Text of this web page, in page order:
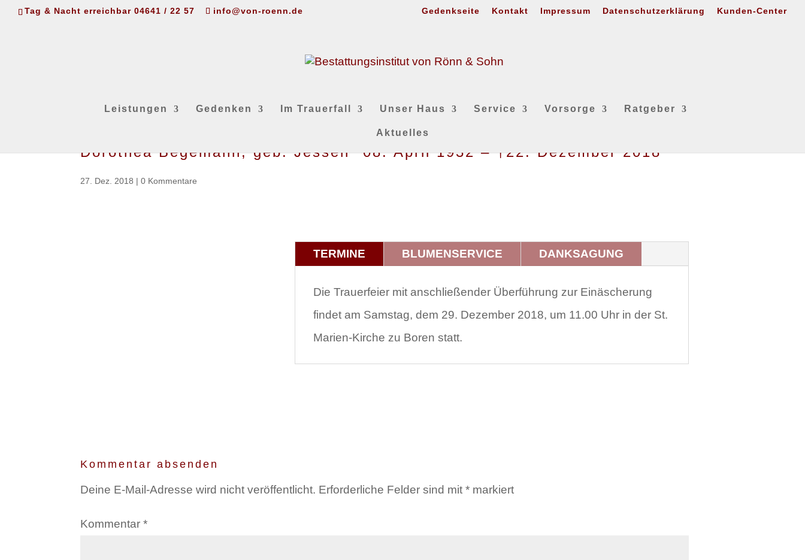
Tag & Nacht erreichbar 04641 / 22 57 info@von-roenn.de Gedenkseite Kontakt Impressum Datenschutzerklärung Kunden-Center
Leistungen Gedenken Im Trauerfall Unser Haus Service Vorsorge Ratgeber
Aktuelles
Dorothea Begemann, geb. Jessen *08. April 1932 – †22. Dezember 2018
27. Dez. 2018 |0 Kommentare
TERMINE BLUMENSERVICE DANKSAGUNG
Die Trauerfeier mit anschließender Überführung zur Einäscherung
findet am Samstag, dem 29. Dezember 2018, um 11.00 Uhr in der St.
Marien-Kirche zu Boren statt.
Kommentar absenden
Deine E-Mail-Adresse wird nicht veröffentlicht. Erforderliche Felder sind mit* markiert
Kommentar*